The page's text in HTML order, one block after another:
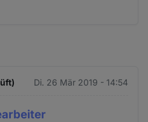
Di. 26 Mär 2019 - 14:54